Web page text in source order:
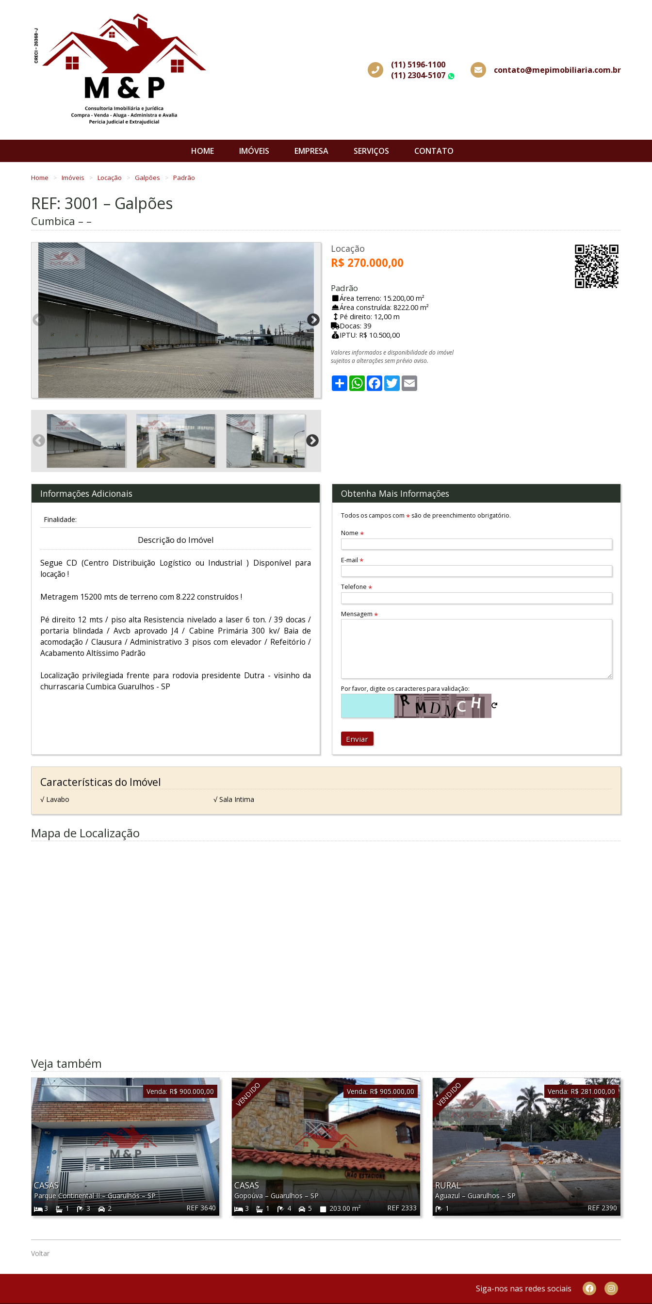
(11) 5196-1100
(11) 2304-5107
WhatsApp
contato@mepimobiliaria.com.br
HOME IMÓVEIS EMPRESA SERVIÇOS CONTATO
Home Imóveis Locação Galpões Padrão
REF: 3001 – Galpões
Cumbica – –
Locação
R$ 270.000,00
Padrão
Área terreno: 15.200,00 m²
Área construída: 8222.00 m²
Pé direito: 12,00 m
Docas: 39
IPTU: R$ 10.500,00
Valores informados e disponibilidade do imóvel
sujeitos a alterações sem prévio aviso.
ShareWhatsApp
Facebook
Twitter
Informações Adicionais
Finalidade:
Descrição do Imóvel
Segue CD (Centro Distribuição Logístico ou Industrial ) Disponível para
locação !
Metragem 15200 mts de terreno com 8.222 construídos !
Pé direito 12 mts / piso alta Resistencia nivelado a laser 6 ton. / 39 docas /
portaria blindada / Avcb aprovado J4 / Cabine Primária 300 kv/ Baia de
acomodação / Clausura / Administrativo 3 pisos com elevador / Refeitório /
Acabamento Altíssimo Padrão
Localização privilegiada frente para rodovia presidente Dutra - visinho da
churrascaria Cumbica Guarulhos - SP
Obtenha Mais Informações
Todos os campos com *são de preenchimento obrigatório.
Nome *
E-mail *
Telefone *
Mensagem *
Por favor, digite os caracteres para validação:
Enviar
Características do Imóvel
√ Lavabo √ Sala Intima
Mapa de Localização
Veja também
REF 3640
CASAS
Parque Continental II–Guarulhos–SP
3
1 3 2
Venda: R$ 900.000,00 VENDIDO
REF 2333
CASAS
Gopoúva –Guarulhos –SP
3
1 4 5 203.00 m²
Venda: R$ 905.000,00 VENDIDO
REF 2390
RURAL
Aguazul– Guarulhos – SP
1
Venda: R$ 281.000,00
Voltar
Siga-nos nas redes sociais